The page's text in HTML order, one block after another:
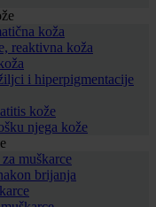
koža
reaktivna koža
i hiperpigmentacije
kože
njega kože
muškarce
brijanja